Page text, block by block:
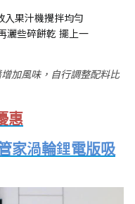
入果汁機攪拌均勻
灑些碎餅乾 擺上一
加風味，自行調整配料比
惠
家渦輪鋰電版吸